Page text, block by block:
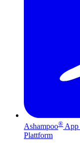
Ashampoo® App
Plattform